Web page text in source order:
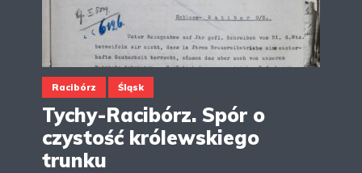
Racibórz Śląsk
Tychy-Racibórz. Spór o
czystość królewskiego
trunku